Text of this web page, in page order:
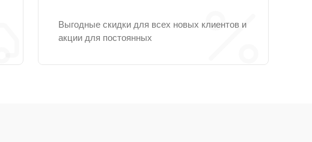
Выгодные скидки для всех новых клиентов и
акции для постоянных